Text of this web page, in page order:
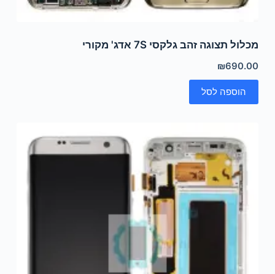
מכלול תצוגה זהב גלקסי 7S אדג' מקורי
₪690.00
הוספה לסל